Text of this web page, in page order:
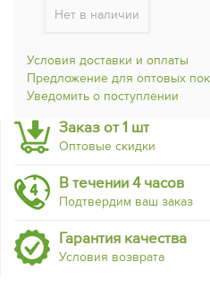
Нет в наличии
Условия доставки и оплаты
Предложение для оптовых
Уведомить о поступлении
Заказ от 1 шт
Оптовые скидки
В течении 4 часов
Подтвердим ваш заказ
Гарантия качества
Условия возврата